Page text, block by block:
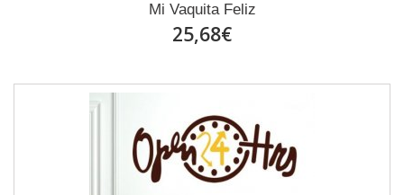
Mi Vaquita Feliz
25,68€